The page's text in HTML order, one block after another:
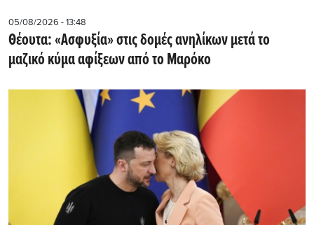
05/08/2026 - 13:48
Θέουτα: «Ασφυξία» στις δομές ανηλίκων μετά το
μαζικό κύμα αφίξεων από το Μαρόκο